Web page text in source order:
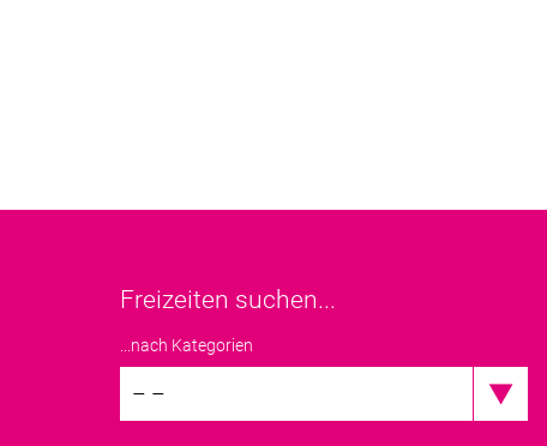
Freizeiten suchen...
...nach Kategorien
– –